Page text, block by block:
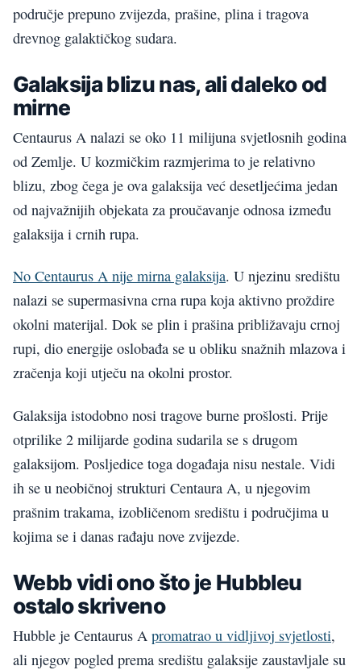
područje prepuno zvijezda, prašine, plina i tragova
drevnog galaktičkog sudara.
Galaksija blizu nas, ali daleko od
mirne
Centaurus A nalazi se oko 11 milijuna svjetlosnih godina
od Zemlje. U kozmičkim razmjerima to je relativno
blizu, zbog čega je ova galaksija već desetljećima jedan
od najvažnijih objekata za proučavanje odnosa između
galaksija i crnih rupa.
No Centaurus A nije mirna galaksija. U njezinu središtu
nalazi se supermasivna crna rupa koja aktivno proždire
okolni materijal. Dok se plin i prašina približavaju crnoj
rupi, dio energije oslobađa se u obliku snažnih mlazova i
zračenja koji utječu na okolni prostor.
Galaksija istodobno nosi tragove burne prošlosti. Prije
otprilike 2 milijarde godina sudarila se s drugom
galaksijom. Posljedice toga događaja nisu nestale. Vidi
ih se u neobičnoj strukturi Centaura A, u njegovim
prašnim trakama, izobličenom središtu i područjima u
kojima se i danas rađaju nove zvijezde.
Webb vidi ono što je Hubbleu
ostalo skriveno
Hubble je Centaurus A promatrao u vidljivoj svjetlosti,
ali njegov pogled prema središtu galaksije zaustavljale su